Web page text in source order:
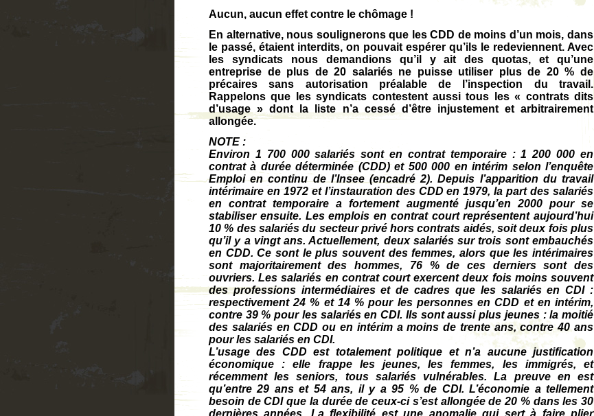
Aucun, aucun effet contre le chômage !
En alternative, nous soulignerons que les CDD de moins d’un mois, dans
le passé, étaient interdits, on pouvait espérer qu’ils le redeviennent. Avec
les syndicats nous demandions qu’il y ait des quotas, et qu’une
entreprise de plus de 20 salariés ne puisse utiliser plus de 20 % de
précaires sans autorisation préalable de l’inspection du travail.
Rappelons que les syndicats contestent aussi tous les « contrats dits
d’usage » dont la liste n’a cessé d’être injustement et arbitrairement
allongée.
NOTE :
Environ 1 700 000 salariés sont en contrat temporaire : 1 200 000 en
contrat à durée déterminée (CDD) et 500 000 en intérim selon l’enquête
Emploi en continu de l’Insee (encadré 2). Depuis l’apparition du travail
intérimaire en 1972 et l’instauration des CDD en 1979, la part des salariés
en contrat temporaire a fortement augmenté jusqu’en 2000 pour se
stabiliser ensuite. Les emplois en contrat court représentent aujourd’hui
10 % des salariés du secteur privé hors contrats aidés, soit deux fois plus
qu’il y a vingt ans. Actuellement, deux salariés sur trois sont embauchés
en CDD. Ce sont le plus souvent des femmes, alors que les intérimaires
sont majoritairement des hommes, 76 % de ces derniers sont des
ouvriers. Les salariés en contrat court exercent deux fois moins souvent
des professions intermédiaires et de cadres que les salariés en CDI :
respectivement 24 % et 14 % pour les personnes en CDD et en intérim,
contre 39 % pour les salariés en CDI. Ils sont aussi plus jeunes : la moitié
des salariés en CDD ou en intérim a moins de trente ans, contre 40 ans
pour les salariés en CDI.
L’usage des CDD est totalement politique et n’a aucune justification
économique : elle frappe les jeunes, les femmes, les immigrés, et
récemment les seniors, tous salariés vulnérables. La preuve en est
qu’entre 29 ans et 54 ans, il y a 95 % de CDI. L’économie a tellement
besoin de CDI que la durée de ceux-ci s’est allongée de 20 % dans les 30
dernières années. La flexibilité est une anomalie qui sert à faire plier